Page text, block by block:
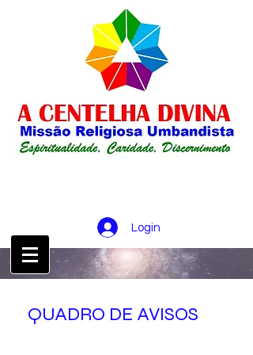
CONTATO :21 98256-0826
Login
QUADRO DE AVISOS